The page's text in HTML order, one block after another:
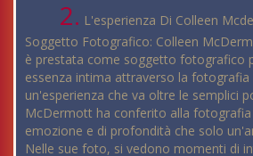
2. L'esperienza Di Colleen
Soggetto Fotografico: Colleen
è prestata come soggetto fotografico
essenza intima attraverso la fotografia
un'esperienza che va oltre le semplici
McDermott ha conferito alla
emozione e di profondità che solo
Nelle sue foto, si vedono momenti di